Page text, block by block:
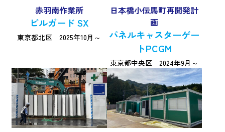
赤羽南作業所
ビルガード SX
東京都北区 2025年10月～
日本橋小伝馬町再開発計
画
パネルキャスターゲー
トPCGM
東京都中央区 2024年9月～